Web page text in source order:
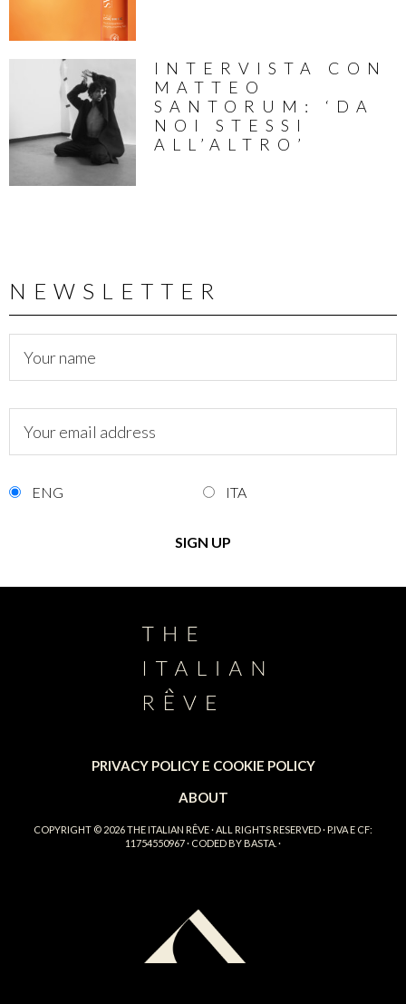
INTERVISTA CON
MATTEO
SANTORUM: ‘DA
NOI STESSI
ALL’ALTRO’
NEWSLETTER
ENG ITA
PRIVACY POLICY E COOKIE POLICY
ABOUT
COPYRIGHT © 2026THE ITALIAN RÊVE· ALL RIGHTS RESERVED · P.IVA E CF:
11754550967 · CODED BY BASTA. ·